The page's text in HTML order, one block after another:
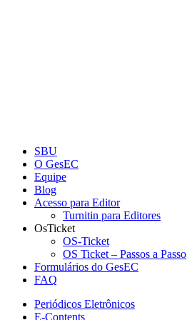
SBU
O GesEC
Equipe
Blog
Acesso para Editor
Turnitin para Editores
OsTicket
OS-Ticket
OS Ticket – Passos a Passo
Formulários do GesEC
FAQ
Periódicos Eletrônicos
E-Contents